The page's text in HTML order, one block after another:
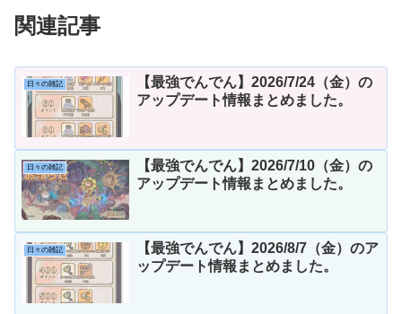
関連記事
日々の雑記
【最強でんでん】2026/7/24（金）の
アップデート情報まとめました。
日々の雑記
【最強でんでん】2026/7/10（金）の
アップデート情報まとめました。
日々の雑記
【最強でんでん】2026/8/7（金）のア
ップデート情報まとめました。